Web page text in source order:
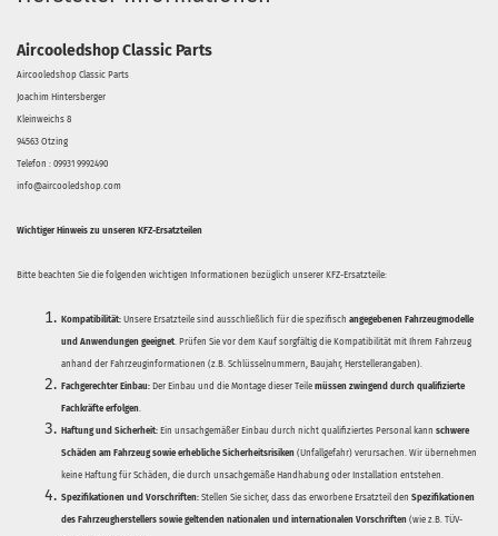
Aircooledshop Classic Parts
Aircooledshop Classic Parts
Joachim Hintersberger
Kleinweichs 8
94563 Otzing
Telefon : 09931 9992490
info@aircooledshop.com
Wichtiger Hinweis zu unseren KFZ-Ersatzteilen
Bitte beachten Sie die folgenden wichtigen Informationen bezüglich unserer KFZ-Ersatzteile:
Kompatibilität: Unsere Ersatzteile sind ausschließlich für die spezifisch angegebenen Fahrzeugmodelle
und Anwendungen geeignet. Prüfen Sie vor dem Kauf sorgfältig die Kompatibilität mit Ihrem Fahrzeug
anhand der Fahrzeuginformationen (z.B. Schlüsselnummern, Baujahr, Herstellerangaben).
Fachgerechter Einbau: Der Einbau und die Montage dieser Teile müssen zwingend durch qualifizierte
Fachkräfte erfolgen.
Haftung und Sicherheit: Ein unsachgemäßer Einbau durch nicht qualifiziertes Personal kann schwere
Schäden am Fahrzeug sowie erhebliche Sicherheitsrisiken (Unfallgefahr) verursachen. Wir übernehmen
keine Haftung für Schäden, die durch unsachgemäße Handhabung oder Installation entstehen.
Spezifikationen und Vorschriften: Stellen Sie sicher, dass das erworbene Ersatzteil den Spezifikationen
des Fahrzeugherstellers sowie geltenden nationalen und internationalen Vorschriften (wie z.B. TÜV-